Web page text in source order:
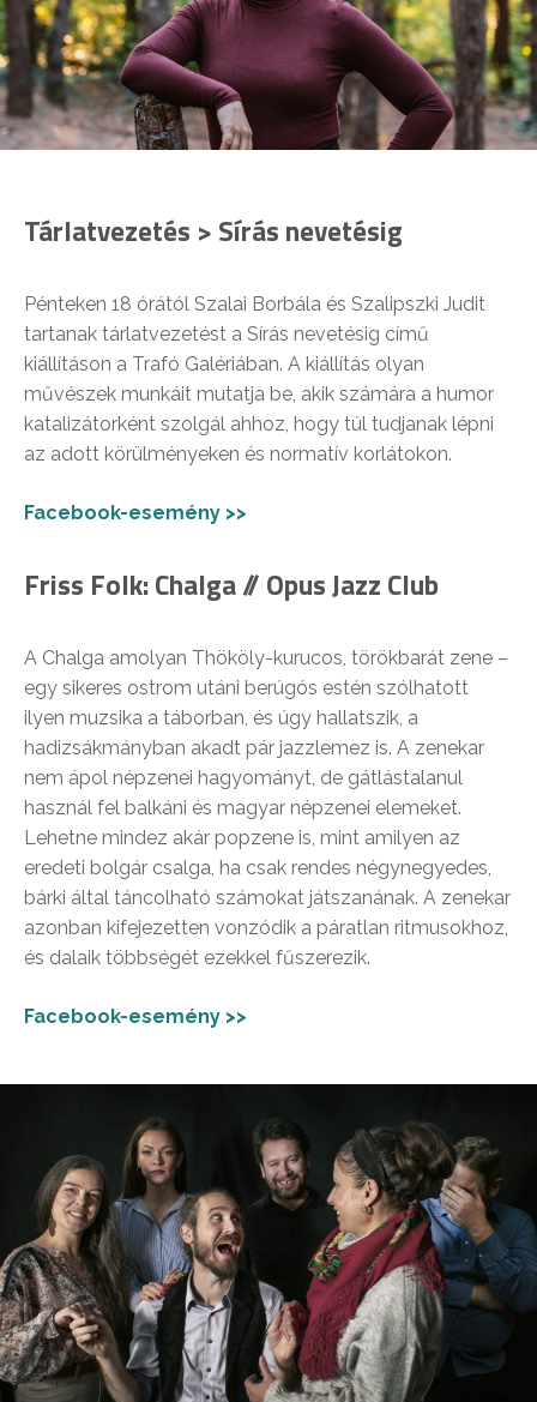
Tárlatvezetés > Sírás nevetésig
Pénteken 18 órától Szalai Borbála és Szalipszki Judit
tartanak tárlatvezetést a Sírás nevetésig című
kiállításon a Trafó Galériában. A kiállítás olyan
művészek munkáit mutatja be, akik számára a humor
katalizátorként szolgál ahhoz, hogy túl tudjanak lépni
az adott körülményeken és normatív korlátokon.
Facebook-esemény >>
Friss Folk: Chalga // Opus Jazz Club
A Chalga amolyan Thököly-kurucos, törökbarát zene –
egy sikeres ostrom utáni berúgós estén szólhatott
ilyen muzsika a táborban, és úgy hallatszik, a
hadizsákmányban akadt pár jazzlemez is. A zenekar
nem ápol népzenei hagyományt, de gátlástalanul
használ fel balkáni és magyar népzenei elemeket.
Lehetne mindez akár popzene is, mint amilyen az
eredeti bolgár csalga, ha csak rendes négynegyedes,
bárki által táncolható számokat játszanának. A zenekar
azonban kifejezetten vonzódik a páratlan ritmusokhoz,
és dalaik többségét ezekkel fűszerezik.
Facebook-esemény >>